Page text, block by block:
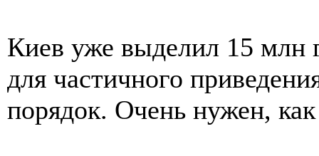
Киев уже выделил 15 млн
для частичного
порядок. Очень нужен,